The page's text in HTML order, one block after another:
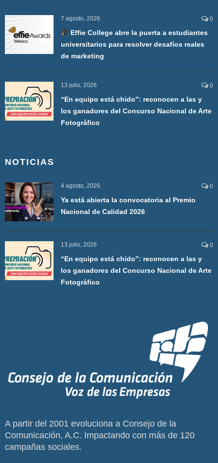
7 agosto, 2026 0
Effie College abre la puerta a estudiantes
universitarios para resolver desafíos reales
de marketing
13 julio, 2026 0
“En equipo está chido”: reconocen a las y
los ganadores del Concurso Nacional de Arte
Fotográfico
NOTICIAS
4 agosto, 2026 0
Ya está abierta la convocatoria al Premio
Nacional de Calidad 2026
13 julio, 2026 0
“En equipo está chido”: reconocen a las y
los ganadores del Concurso Nacional de Arte
Fotográfico
A partir del 2001 evoluciona a Consejo de la
Comunicación, A.C. Impactando con más de 120
campañas sociales.